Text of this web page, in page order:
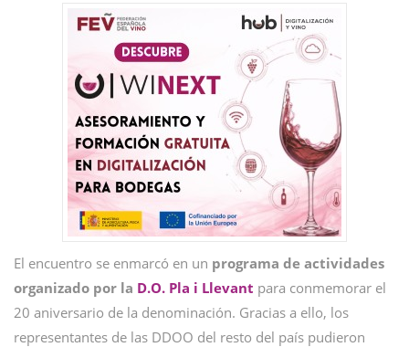
El encuentro se enmarcó en un programa de actividades
organizado por la D.O. Pla i Llevant para conmemorar el
20 aniversario de la denominación. Gracias a ello, los
representantes de las DDOO del resto del país pudieron